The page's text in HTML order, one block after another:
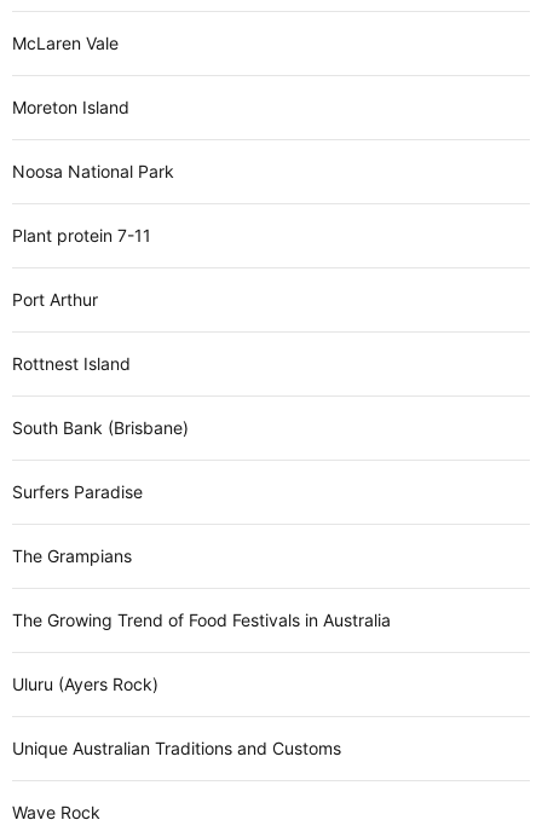
McLaren Vale
Moreton Island
Noosa National Park
Plant protein 7-11
Port Arthur
Rottnest Island
South Bank (Brisbane)
Surfers Paradise
The Grampians
The Growing Trend of Food Festivals in Australia
Uluru (Ayers Rock)
Unique Australian Traditions and Customs
Wave Rock